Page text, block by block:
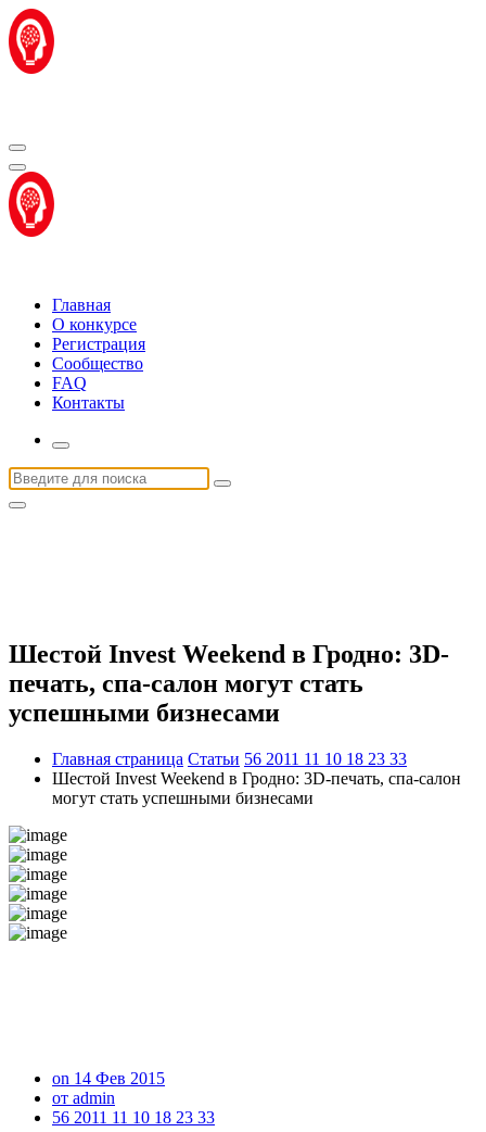
Перейти
к
содержимому
Главная
О конкурсе
Регистрация
Сообщество
FAQ
Контакты
Искать:
Шестой Invest Weekend в Гродно: 3D-
печать, спа-салон могут стать
успешными бизнесами
Главная страница Статьи 56 2011 11 10 18 23 33
Шестой Invest Weekend в Гродно: 3D-печать, спа-салон
могут стать успешными бизнесами
on 14 Фев 2015
от admin
56 2011 11 10 18 23 33